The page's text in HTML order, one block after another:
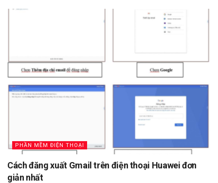
PHẦN MỀM ĐIỆN THOẠI
Cách đăng xuất Gmail trên điện thoại Huawei đơn
giản nhất